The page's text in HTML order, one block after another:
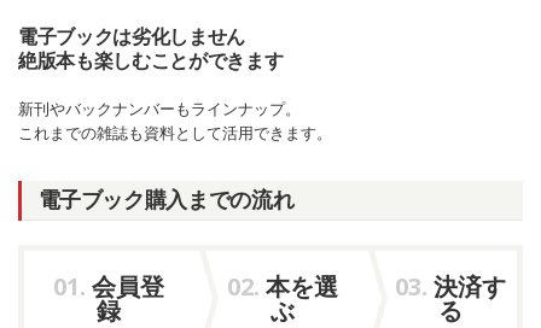
電子ブックは劣化しません
絶版本も楽しむことができます
新刊やバックナンバーもラインナップ。
これまでの雑誌も資料として活用できます。
電子ブック購入までの流れ
01. 会員登
録
02. 本を選
ぶ
03. 決済す
る